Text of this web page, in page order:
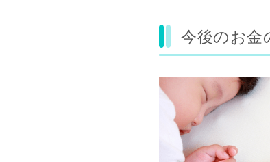
今後のお金